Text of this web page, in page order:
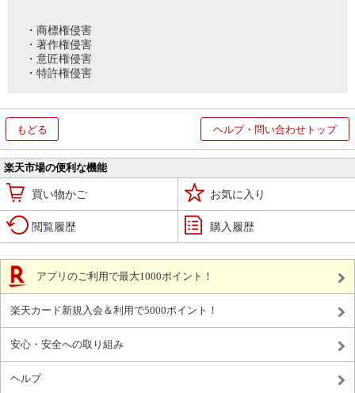
・商標権侵害
・著作権侵害
・意匠権侵害
・特許権侵害
もどる ヘルプ・問い合わせトップ
楽天市場の便利な機能
買い物かご お気に入り
閲覧履歴 購入履歴
アプリのご利用で最大1000ポイント！
楽天カード新規入会＆利用で5000ポイント！
安心・安全への取り組み
ヘルプ